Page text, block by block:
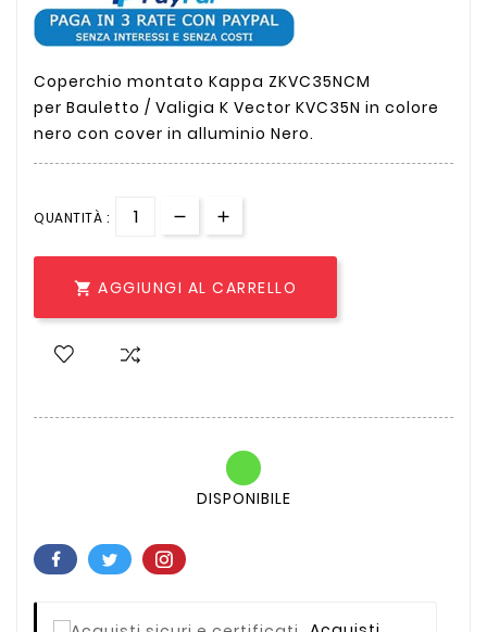
Coperchio montato Kappa ZKVC35NCM
per Bauletto / Valigia K Vector KVC35N in colore
nero con cover in alluminio Nero.
QUANTITÀ :
 AGGIUNGI AL CARRELLO
DISPONIBILE